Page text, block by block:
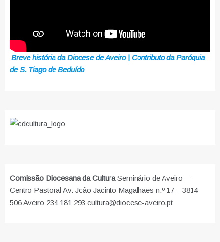
Breve história da Diocese de Aveiro | Contributo da Paróquia
de S. Tiago de Beduído
Comissão Diocesana da CulturaSeminário de Aveiro –
Centro Pastoral Av. João Jacinto Magalhaes n.º 17 – 3814-
506 Aveiro 234 181 293 cultura@diocese-aveiro.pt